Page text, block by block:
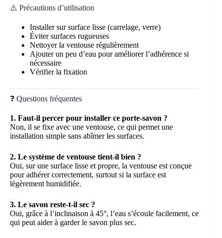
⚠️ Précautions d’utilisation
Installer sur surface lisse (carrelage, verre)
Éviter surfaces rugueuses
Nettoyer la ventouse régulièrement
Ajouter un peu d’eau pour améliorer l’adhérence si
nécessaire
Vérifier la fixation
❓ Questions fréquentes
1. Faut-il percer pour installer ce porte-savon ?
Non, il se fixe avec une ventouse, ce qui permet une
installation simple sans abîmer les surfaces.
2. Le système de ventouse tient-il bien ?
Oui, sur une surface lisse et propre, la ventouse est conçue
pour adhérer correctement, surtout si la surface est
légèrement humidifiée.
3. Le savon reste-t-il sec ?
Oui, grâce à l’inclinaison à 45°, l’eau s’écoule facilement, ce
qui peut aider à garder le savon plus sec.